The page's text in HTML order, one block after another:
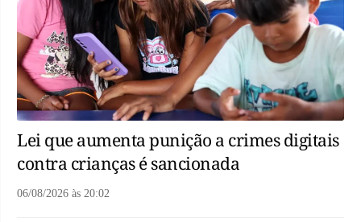
Lei que aumenta punição a crimes digitais
contra crianças é sancionada
06/08/2026 às 20:02